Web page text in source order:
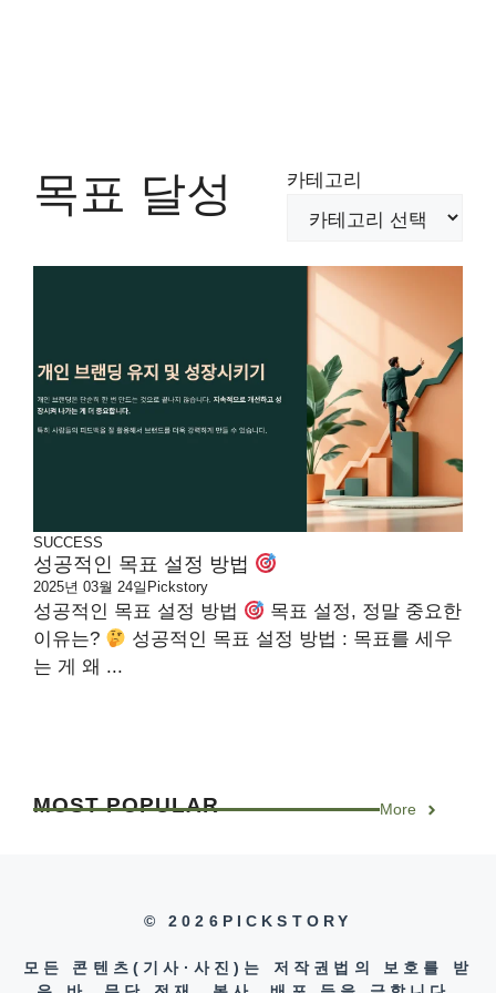
목표 달성 카테고리
SUCCESS
성공적인 목표 설정 방법
2025년 03월 24일 Pickstory
성공적인 목표 설정 방법
목표 설정, 정말 중요한
이유는?
성공적인 목표 설정 방법 : 목표를 세우
는 게 왜 ...
MOSTPOPULAR More
© 2026PICKSTORY
모든 콘텐츠(기사·사진)는 저작권법의 보호를 받